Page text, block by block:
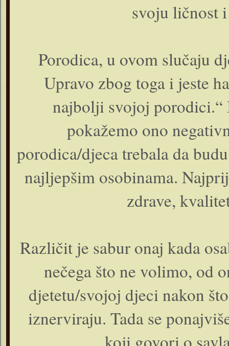
svoju ličnost
Porodica, u ovom slučaju
Upravo zbog toga i jeste
najbolji svojoj
pokažemo ono
porodica/djeca trebala da
najljepšim osobinama.
zdrave,
Različit je sabur onaj kada
nečega što ne volimo, od
djetetu/svojoj djeci nakon
iznerviraju. Tada se
koji govori o